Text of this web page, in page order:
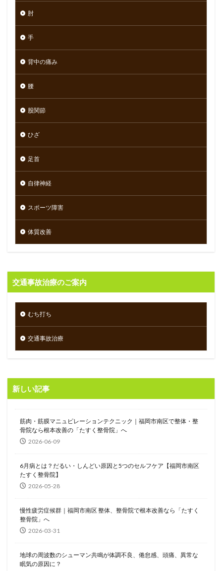
肘
手
背中の痛み
腰
股関節
ひざ
足首
自律神経
スポーツ障害
体質改善
交通事故治療のご案内
むち打ち
交通事故治療
新しい記事
筋肉・筋膜マニュピレーションテクニック｜福岡市南区で整体・整
骨院なら根本改善の「たすく整骨院」へ
2026-06-09
6月病とは？だるい・しんどい原因と5つのセルフケア【福岡市南区
たすく整骨院】
2026-05-28
慢性疲労症候群｜福岡市南区 整体、整骨院で根本改善なら「たすく
整骨院」へ
2026-03-31
地球の周波数のシューマン共鳴が体調不良、倦怠感、頭痛、異常な
眠気の原因に？